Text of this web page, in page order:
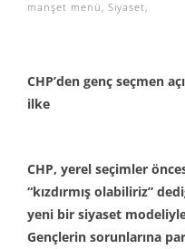
manşet menü , Siyaset,
CHP’den genç seçmen
ilke
CHP, yerel seçimler
“kızdırmış olabiliriz”
yeni bir siyaset
Gençlerin sorunlarına